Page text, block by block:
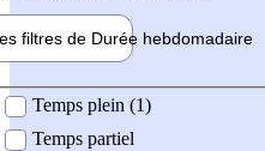
filtres de Durée hebdomadaire
Temps plein (1)
Temps partiel